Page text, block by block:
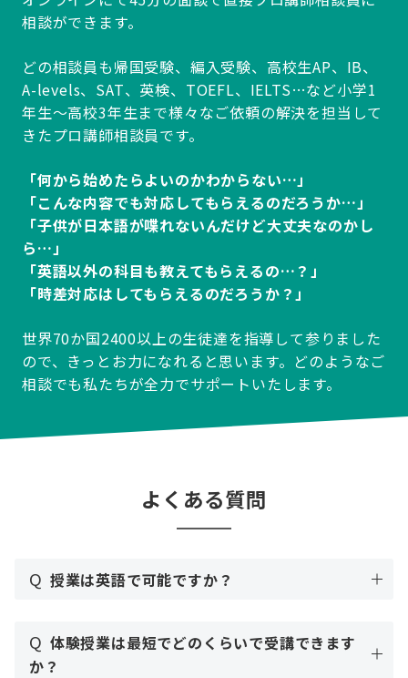
相談ができます。
どの相談員も帰国受験、編入受験、高校生AP、IB、
A-levels、SAT、英検、TOEFL、IELTS…など小学1
年生～高校3年生まで様々なご依頼の解決を担当して
きたプロ講師相談員です。
「何から始めたらよいのかわからない…」
「こんな内容でも対応してもらえるのだろうか…」
「子供が日本語が喋れないんだけど大丈夫なのかし
ら…」
「英語以外の科目も教えてもらえるの…？」
「時差対応はしてもらえるのだろうか？」
世界70か国2400以上の生徒達を指導して参りました
ので、きっとお力になれると思います。どのようなご
相談でも私たちが全力でサポートいたします。
よくある質問
Q 授業は英語で可能ですか？
Q 体験授業は最短でどのくらいで受講できます
か？